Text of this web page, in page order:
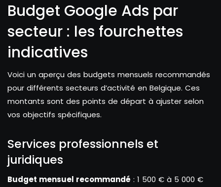
Budget Google Ads par
secteur : les fourchettes
indicatives
Voici un aperçu des budgets mensuels recommandés
pour différents secteurs d’activité en Belgique. Ces
montants sont des points de départ à ajuster selon
vos objectifs spécifiques.
Services professionnels et
juridiques
Budget mensuel recommandé : 1 500 € à 5 000 €